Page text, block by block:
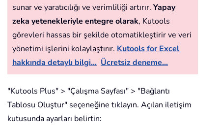
sunar ve yaratıcılığı ve verimliliği artırır. Yapay
zeka yetenekleriyle entegre olarak, Kutools
görevleri hassas bir şekilde otomatikleştirir ve veri
yönetimi işlerini kolaylaştırır. Kutools for Excel
hakkında detaylı bilgi... Ücretsiz deneme...
"Kutools Plus" > "Çalışma Sayfası" > "Bağlantı
Tablosu Oluştur" seçeneğine tıklayın. Açılan iletişim
kutusunda ayarları belirtin: